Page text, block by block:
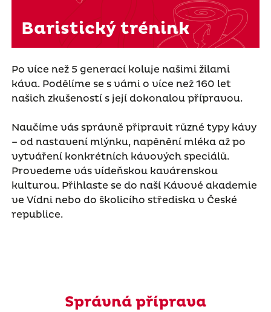
Po více než 5 generací koluje našimi žilami
káva. Podělíme se s vámi o více než 160 let
našich zkušeností s její dokonalou přípravou.
Naučíme vás správně připravit různé typy kávy
– od nastavení mlýnku, napěnění mléka až po
vytváření konkrétních kávových speciálů.
Provedeme vás vídeňskou kavárenskou
kulturou. Přihlaste se do naší Kávové akademie
ve Vídni nebo do školicího střediska v České
republice.
Baristický trénink
Správná příprava